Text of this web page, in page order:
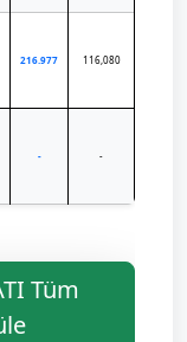
216.977 116,080
- -
Tüm